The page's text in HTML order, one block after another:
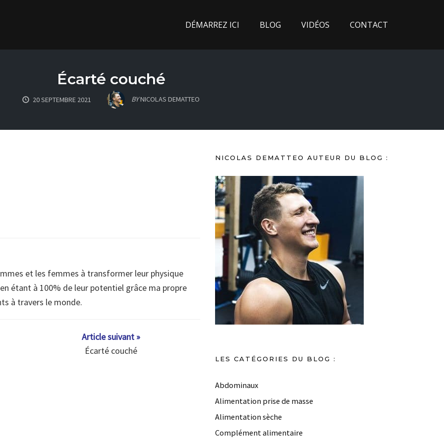
DÉMARREZ ICI BLOG VIDÉOS CONTACT
Écarté couché
20 SEPTEMBRE 2021 BYNICOLAS DEMATTEO
et les femmes à transformer leur physique
étant à 100% de leur potentiel grâce ma propre
à travers le monde.
Article suivant »
Écarté couché
NICOLAS DEMATTEO AUTEUR DU BLOG :
LES CATÉGORIES DU BLOG :
Abdominaux
Alimentation prise de masse
Alimentation sèche
Complément alimentaire